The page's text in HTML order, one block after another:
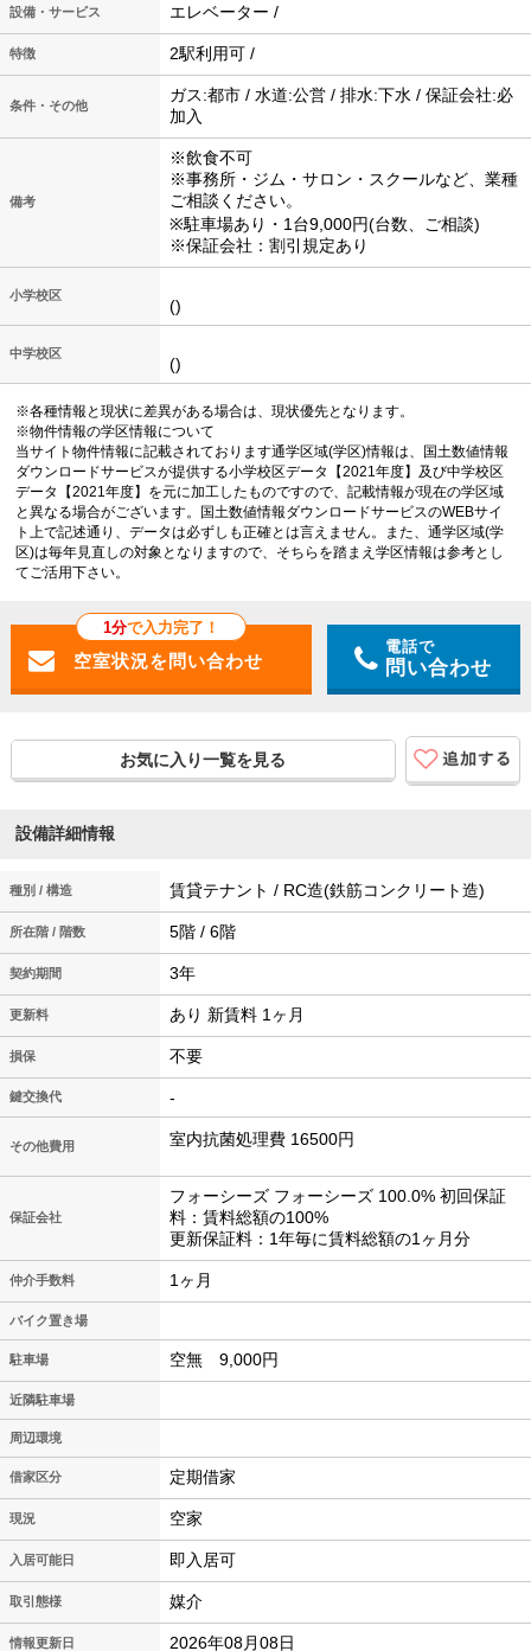
設備・サービス エレベーター /
特徴 2駅利用可 /
条件・その他
ガス:都市 / 水道:公営 / 排水:下水 / 保証会社:必
加入
備考
※飲食不可
※事務所・ジム・サロン・スクールなど、業種
ご相談ください。
※駐車場あり・1台9,000円(台数、ご相談)
※保証会社：割引規定あり
小学校区
()
中学校区
()
※各種情報と現状に差異がある場合は、現状優先となります。
※物件情報の学区情報について
当サイト物件情報に記載されております通学区域(学区)情報は、国土数値情報
ダウンロードサービスが提供する小学校区データ【2021年度】及び中学校区
データ【2021年度】を元に加工したものですので、記載情報が現在の学区域
と異なる場合がございます。国土数値情報ダウンロードサービスのWEBサイ
ト上で記述通り、データは必ずしも正確とは言えません。また、通学区域(学
区)は毎年見直しの対象となりますので、そちらを踏まえ学区情報は参考とし
てご活用下さい。
1分で入力完了！
電話で
問い合わせ
お気に入り一覧を見る
設備詳細情報
種別 / 構造 賃貸テナント / RC造(鉄筋コンクリート造)
所在階 / 階数 5階 / 6階
契約期間 3年
更新料 あり 新賃料 1ヶ月
損保 不要
鍵交換代 -
その他費用 室内抗菌処理費 16500円
保証会社
フォーシーズ フォーシーズ 100.0% 初回保証
料：賃料総額の100%
更新保証料：1年毎に賃料総額の1ヶ月分
仲介手数料 1ヶ月
バイク置き場
駐車場 空無 9,000円
近隣駐車場
周辺環境
借家区分 定期借家
現況 空家
入居可能日 即入居可
取引態様 媒介
情報更新日 2026年08月08日